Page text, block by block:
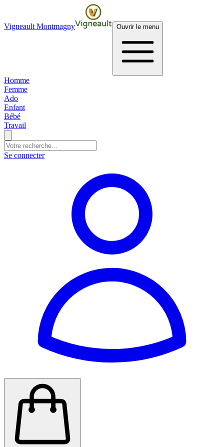
Vigneault Montmagny Ouvrir le menu
Homme
Femme
Ado
Enfant
Bébé
Travail
Se connecter